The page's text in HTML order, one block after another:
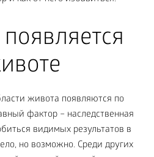
живота появляются по
фактор – наследственная
видимых результатов в
но возможно. Среди других